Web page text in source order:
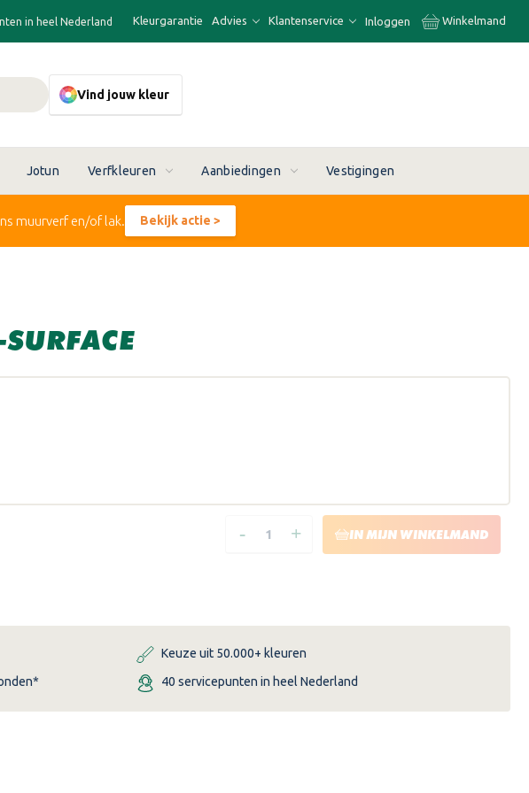
in heel Nederland Kleurgarantie Advies Klantenservice Inloggen Winkelmand
Vind jouw kleur
Jotun Verfkleuren Aanbiedingen Vestigingen
muurverf en/of lak. Bekijk actie >
HOEVEELHEID
- HOEVEELHEID
+ IN MIJN WINKELMAND
Keuze uit 50.000+ kleuren
40 servicepunten in heel Nederland